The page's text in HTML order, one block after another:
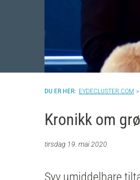
EYDECLUSTER.COM
Kronikk om
tirsdag 19. mai 2020
Syv umiddelbare